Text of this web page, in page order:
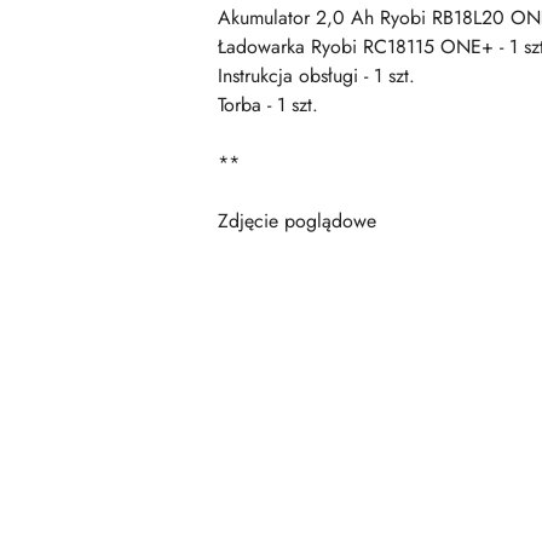
Akumulator 2,0 Ah Ryobi RB18L20
Ładowarka Ryobi RC18115 ONE+ - 1
Instrukcja obsługi - 1 szt.
Torba - 1 szt.
**
Zdjęcie poglądowe